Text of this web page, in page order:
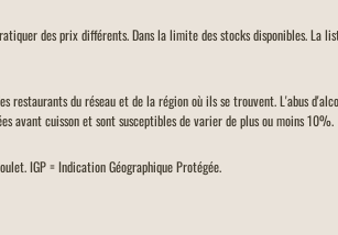
des prix différents. Dans la limite des stocks disponibles. La
restaurants du réseau et de la région où ils se trouvent. L'abus
avant cuisson et sont susceptibles de varier de plus ou moins 10%.
IGP = Indication Géographique Protégée.